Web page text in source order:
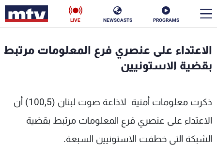
PROGRAMS
NEWSCASTS
LIVE
الاعتداء على عنصري فرع المعلومات مرتبط
بقضية الاستونيين
ذكرت معلومات أمنية لاذاعة صوت لبنان (100,5) أن
الاعتداء على عنصري فرع المعلومات مرتبط بقضية
الشبكة التي خطفت الاستونيين السبعة.
الأخبار
منوعات رياضة